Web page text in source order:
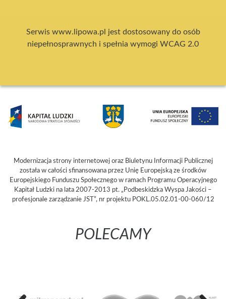
Serwis www.lipowa.pl jest dostosowany do osób
niepełnosprawnych i spełnia wymogi WCAG 2.0
Modernizacja strony internetowej oraz Biuletynu Informacji Publicznej
została w całości sfinansowana przez Unię Europejską ze środków
Europejskiego Funduszu Społecznego w ramach Programu Operacyjnego
Kapitał Ludzki na lata 2007-2013 pt. „Podbeskidzka Wyspa Jakości –
profesjonale zarządzanie JST”, nr projektu POKL.05.02.01-00-060/12
POLECAMY